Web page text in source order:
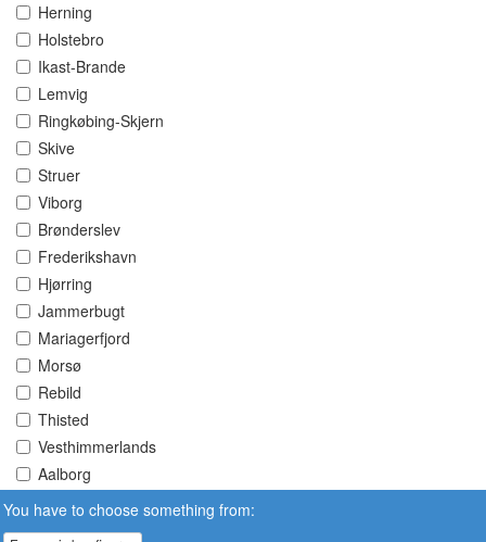
Herning
Holstebro
Ikast-Brande
Lemvig
Ringkøbing-Skjern
Skive
Struer
Viborg
Brønderslev
Frederikshavn
Hjørring
Jammerbugt
Mariagerfjord
Morsø
Rebild
Thisted
Vesthimmerlands
Aalborg
You have to choose something from: